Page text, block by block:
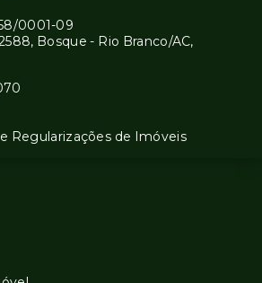
0001-09
Bosque - Rio Branco/AC,
Regularizações de Imóveis